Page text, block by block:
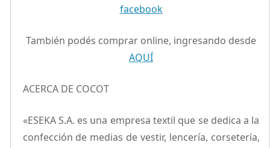
facebook
También podés comprar online, ingresando desde
AQUÍ
ACERCA DE COCOT
«ESEKA S.A. es una empresa textil que se dedica a la
confección de medias de vestir, lencería, corsetería,